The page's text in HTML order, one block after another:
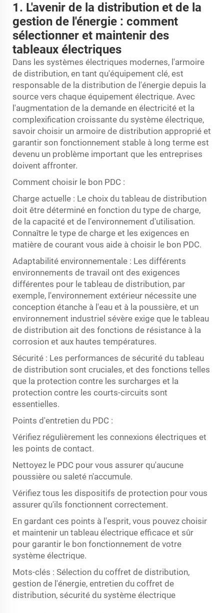
1. L'avenir de la distribution et de la
gestion de l'énergie : comment
sélectionner et maintenir des
tableaux électriques
Dans les systèmes électriques modernes, l'armoire
de distribution, en tant qu'équipement clé, est
responsable de la distribution de l'énergie depuis la
source vers chaque équipement électrique. Avec
l'augmentation de la demande en électricité et la
complexification croissante du système électrique,
savoir choisir un armoire de distribution approprié et
garantir son fonctionnement stable à long terme est
devenu un problème important que les entreprises
doivent affronter.
Comment choisir le bon PDC :
Charge actuelle : Le choix du tableau de distribution
doit être déterminé en fonction du type de charge,
de la capacité et de l'environnement d'utilisation.
Connaître le type de charge et les exigences en
matière de courant vous aide à choisir le bon PDC.
Adaptabilité environnementale : Les différents
environnements de travail ont des exigences
différentes pour le tableau de distribution, par
exemple, l'environnement extérieur nécessite une
conception étanche à l'eau et à la poussière, et un
environnement industriel sévère exige que le tableau
de distribution ait des fonctions de résistance à la
corrosion et aux hautes températures.
Sécurité : Les performances de sécurité du tableau
de distribution sont cruciales, et des fonctions telles
que la protection contre les surcharges et la
protection contre les courts-circuits sont
essentielles.
Points d'entretien du PDC :
Vérifiez régulièrement les connexions électriques et
les points de contact.
Nettoyez le PDC pour vous assurer qu'aucune
poussière ou saleté n'accumule.
Vérifiez tous les dispositifs de protection pour vous
assurer qu'ils fonctionnent correctement.
En gardant ces points à l'esprit, vous pouvez choisir
et maintenir un tableau électrique efficace et sûr
pour garantir le bon fonctionnement de votre
système électrique.
Mots-clés : Sélection du coffret de distribution,
gestion de l'énergie, entretien du coffret de
distribution, sécurité du système électrique